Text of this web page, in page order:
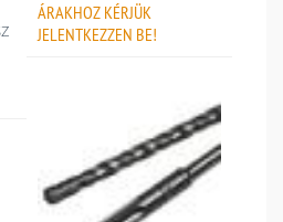
ÁRAKHOZ KÉRJÜK
JELENTKEZZEN BE!